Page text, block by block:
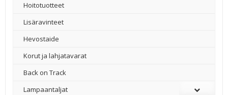
Hoitotuotteet
Lisäravinteet
Hevostaide
Korut ja lahjatavarat
Back on Track
Lampaantaljat